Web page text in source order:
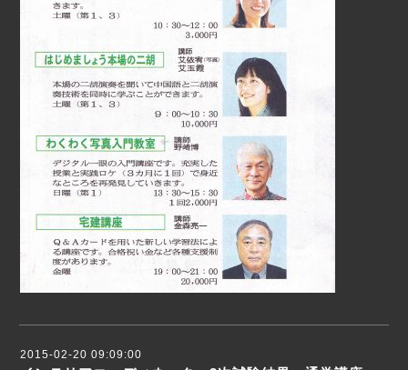
2015-02-20 09:09:00